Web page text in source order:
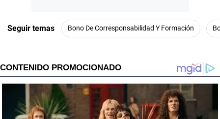
Seguir temas Bono De Corresponsabilidad Y Formación